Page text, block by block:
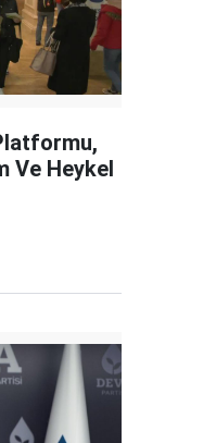
Ve Heykel